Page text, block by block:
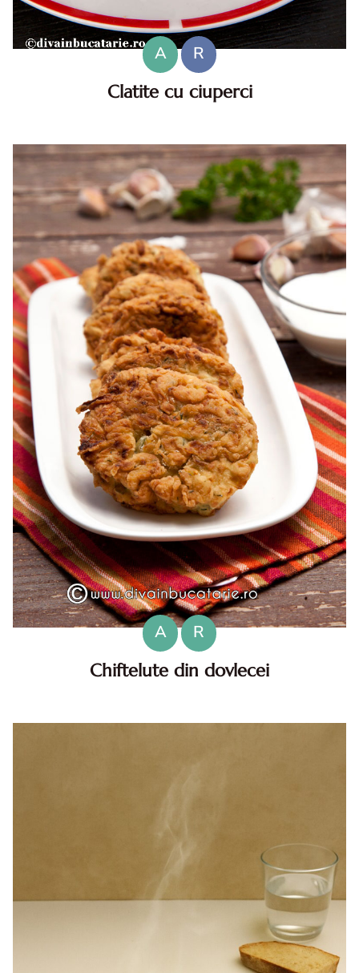
A
R
Clatite cu ciuperci
faci clatite cu ciuperci. Clatite sarate
A
R
Chiftelute din dovlecei
din dovlecei. Chiftelute de dovlecei